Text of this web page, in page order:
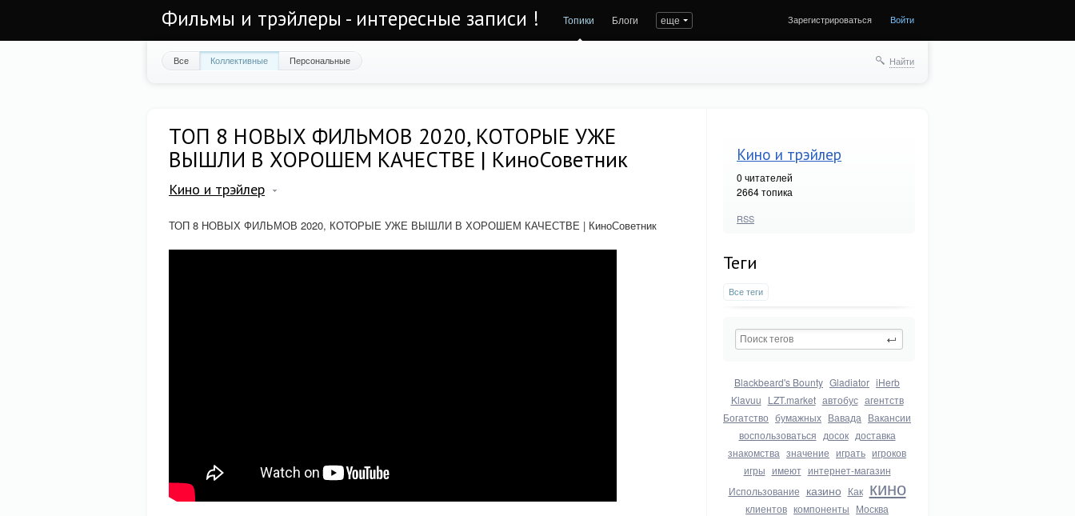
Фильмы и трэйлеры - интересные записи ! Топики Блоги еще Зарегистрироваться Войти
Все Коллективные Персональные Найти
Кино и трэйлер
0 читателей
2664 топика
RSS
Теги
Все теги
Blackbeard's Bounty Gladiator iHerb
Klavuu LZT.market автобус агентств
Богатство бумажных Вавада Вакансии
воспользоваться досок доставка
знакомства значение играть игроков
игры имеют интернет-магазин
Использование казино Как кино
клиентов компоненты Москва
ТОП 8 НОВЫХ ФИЛЬМОВ 2020, КОТОРЫЕ УЖЕ
ВЫШЛИ В ХОРОШЕМ КАЧЕСТВЕ | КиноСоветник
Кино и трэйлер
ТОП 8 НОВЫХ ФИЛЬМОВ 2020, КОТОРЫЕ УЖЕ ВЫШЛИ В ХОРОШЕМ КАЧЕСТВЕ | КиноСоветник